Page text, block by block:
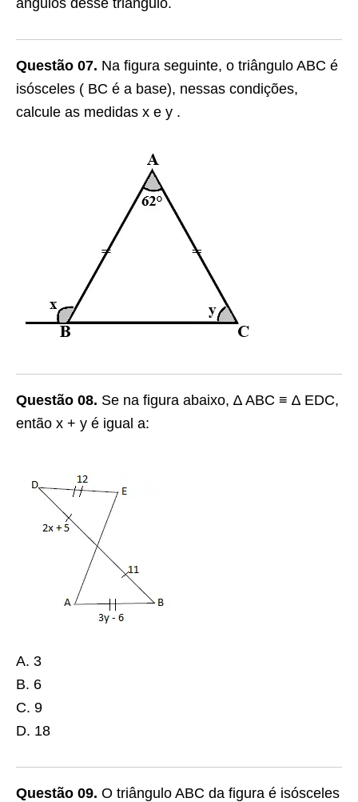
ângulos desse triângulo.
Questão 07. Na figura seguinte, o triângulo ABC é
isósceles ( BC é a base), nessas condições,
calcule as medidas x e y .
Questão 08. Se na figura abaixo, ∆ ABC ≡ ∆ EDC,
então x + y é igual a:
A. 3
B. 6
C. 9
D. 18
Questão 09. O triângulo ABC da figura é isósceles